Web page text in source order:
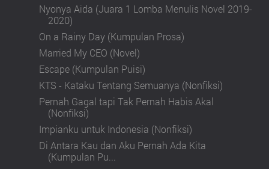
Nyonya Aida (Juara 1 Lomba Menulis Novel 2019-
2020)
On a Rainy Day (Kumpulan Prosa)
Married My CEO (Novel)
Escape (Kumpulan Puisi)
KTS - Kataku Tentang Semuanya (Nonfiksi)
Pernah Gagal tapi Tak Pernah Habis Akal
(Nonfiksi)
Impianku untuk Indonesia (Nonfiksi)
Di Antara Kau dan Aku Pernah Ada Kita
(Kumpulan Pu...